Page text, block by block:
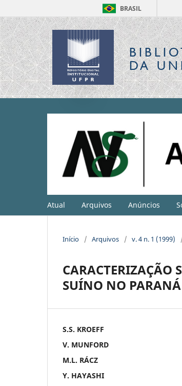
BRASIL
DA
Atual Arquivos Anúncios
Início / Arquivos / v. 4 n. 1 (1999)
CARACTERIZAÇÃO
SUÍNO NO
S.S. KROEFF
V. MUNFORD
M.L. RÁCZ
Y. HAYASHI